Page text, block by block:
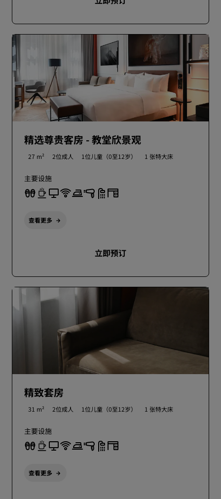
精选尊贵客房 - 教堂欣景观
27 m² 2位成人 1位儿童（0至12岁） 1 张特大床
主要设施
查看更多
立即预订
精致套房
31 m² 2位成人 1位儿童（0至12岁） 1 张特大床
主要设施
查看更多